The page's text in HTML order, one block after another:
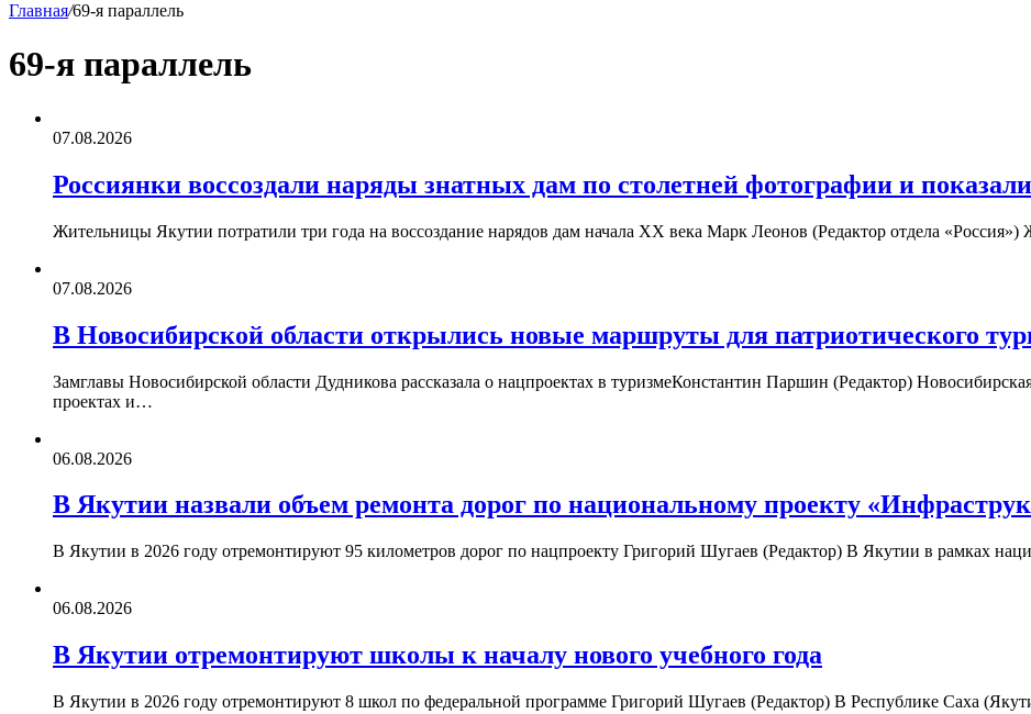
Главная/69-я параллель
69-я параллель
07.08.2026
Россиянки воссоздали наряды знатных дам по столетней фотографии и показали
Жительницы Якутии потратили три года на воссоздание нарядов дам начала XX века Марк Леонов (Редактор отдела
07.08.2026
В Новосибирской области открылись новые маршруты для патриотического
Замглавы Новосибирской области Дудникова рассказала о нацпроектах в туризмеКонстантин Паршин (Редактор)
проектах и…
06.08.2026
В Якутии назвали объем ремонта дорог по национальному проекту
В Якутии в 2026 году отремонтируют 95 километров дорог по нацпроекту Григорий Шугаев (Редактор) В Якутии в рамках
06.08.2026
В Якутии отремонтируют школы к началу нового учебного года
В Якутии в 2026 году отремонтируют 8 школ по федеральной программе Григорий Шугаев (Редактор) В Республике Саха